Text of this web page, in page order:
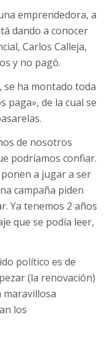
emprendedora, a
dando a conocer
Carlos Calleja,
y no pagó.
se ha montado toda
paga», de la cual se
de nosotros
podríamos confiar.
a jugar a ser
campaña piden
Ya tenemos 2 años
que se podía leer,
político es de
(la renovación)
maravillosa
los